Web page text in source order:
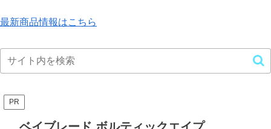
最新商品情報はこちら
PR
ベイブレード ボルティックエイプ